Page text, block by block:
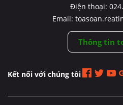
Điện thoại:
Email:
Thông tin
Kết nối với chúng tôi